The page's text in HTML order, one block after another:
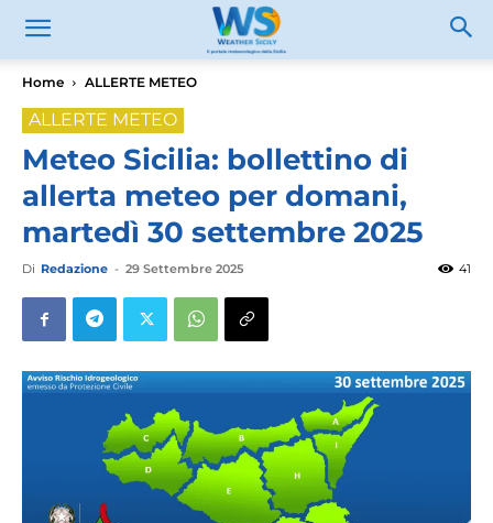
Home ALLERTE METEO
ALLERTE METEO
Meteo Sicilia: bollettino di
allerta meteo per domani,
martedì 30 settembre 2025
Di Redazione - 29 Settembre 2025 41